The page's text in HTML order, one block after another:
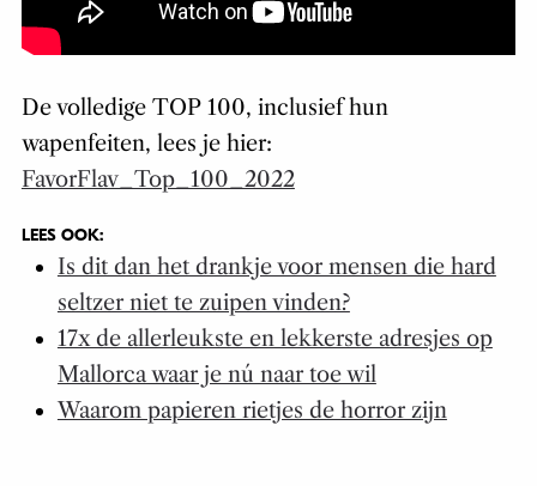
De volledige TOP 100, inclusief hun
wapenfeiten, lees je hier:
FavorFlav_Top_100_2022
LEES OOK:
Is dit dan het drankje voor mensen die hard
seltzer niet te zuipen vinden?
17x de allerleukste en lekkerste adresjes op
Mallorca waar je nú naar toe wil
Waarom papieren rietjes de horror zijn